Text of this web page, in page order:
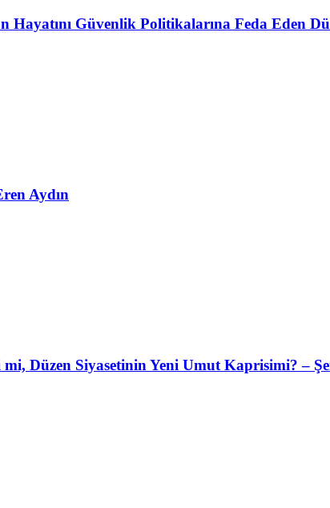
Hayatını Güvenlik Politikalarına Feda Eden
Aydın
Düzen Siyasetinin Yeni Umut Kaprisimi? –